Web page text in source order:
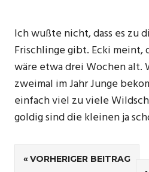
Ich wußte nicht, dass es zu
Frischlinge gibt. Ecki meint,
wäre etwa drei Wochen alt.
zweimal im Jahr Junge
einfach viel zu viele
goldig sind die kleinen ja
Beitragsnavigation
VORHERIGER BEITRAG